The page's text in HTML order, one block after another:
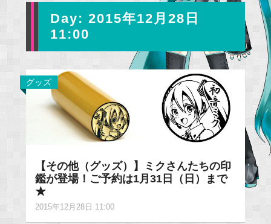
Day: 2015年12月28日
11:00
グッズ
【その他（グッズ）】ミクさんたちの印
鑑が登場！ご予約は1月31日（日）まで
★
2015年12月28日 11:00